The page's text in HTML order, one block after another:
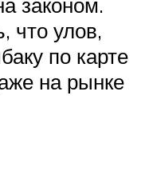
что улов,
по карте
на рынке